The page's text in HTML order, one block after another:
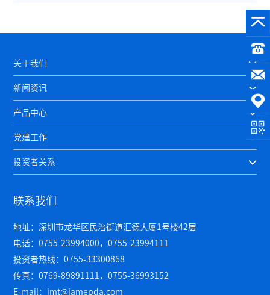
关于我们
新闻资讯
产品中心
党建工作
投资者关系
联系我们
地址：深圳市龙华区民治街道汇德大厦1号楼42层
电话：0755-23994000，0755-23994111
投资者热线：0755-33300868
传真：0769-89891111，0755-36993152
E-mail：jmt@jamepda.com